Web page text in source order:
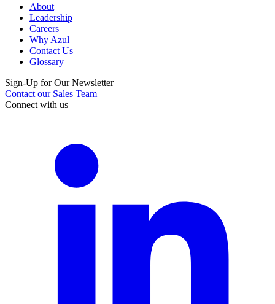
About
Leadership
Careers
Why Azul
Contact Us
Glossary
Sign-Up for Our Newsletter
Contact our Sales Team
Connect with us